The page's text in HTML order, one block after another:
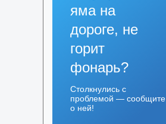
яма на
дороге, не
горит
фонарь?
Столкнулись с
проблемой — сообщите
о ней!